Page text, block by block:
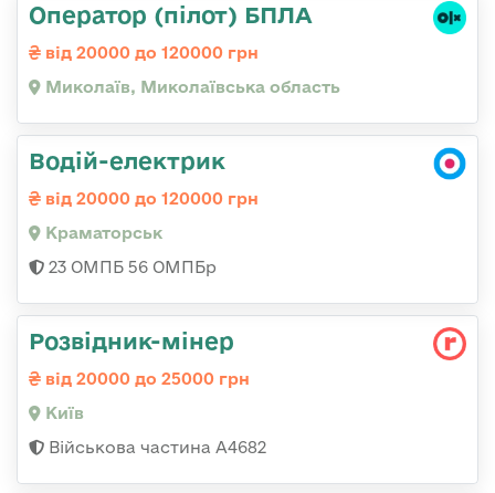
Оператор (пілот) БПЛА
від 20000 до 120000 грн
Миколаїв, Миколаївська область
Водій-електрик
від 20000 до 120000 грн
Краматорськ
23 ОМПБ 56 ОМПБр
Розвідник-мінер
від 20000 до 25000 грн
Київ
Військова частина А4682